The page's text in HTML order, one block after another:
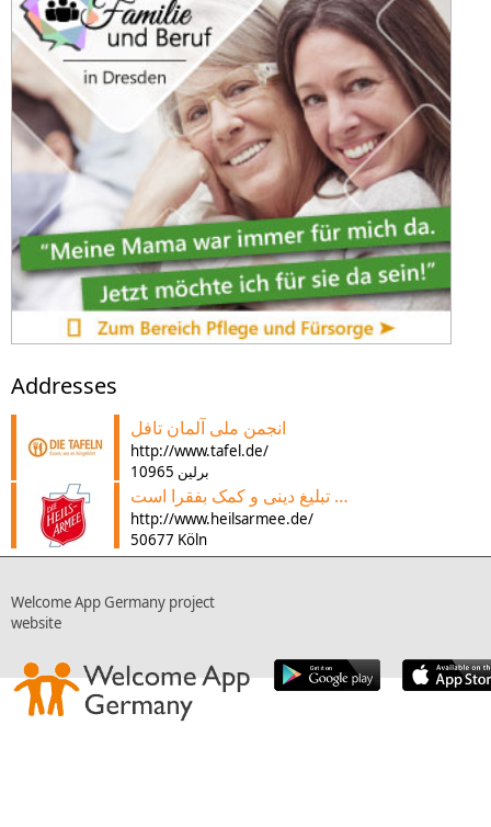
Addresses
انجمن ملی آلمان تافل
http://www.tafel.de/
10965 برلین
تشکیلات مسیحیان که هدفش تبلیغ دینی و کمک بفقرا است
http://www.heilsarmee.de/
50677 Köln
Welcome App Germany project
website